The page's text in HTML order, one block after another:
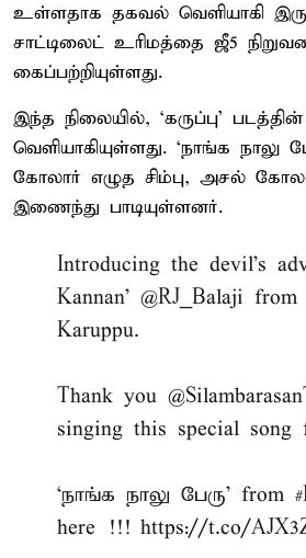
உள்ளதாக தகவல் வெளியாகி
சாட்டிலைட் உரிமத்தை ஜீ5
கைப்பற்றியுள்ளது.
இந்த நிலையில், ‘கருப்பு’
வெளியாகியுள்ளது. ‘நாங்க நாலு
கோலார் எழுத சிம்பு, அசல்
இணைந்து பாடியுள்ளனர்.
Introducing the devil’s
Kannan’ @RJ_Balaji from
Karuppu.
Thank you
singing this special song
‘நாங்க நாலு பேரு’ from
here !!! https://t.co/